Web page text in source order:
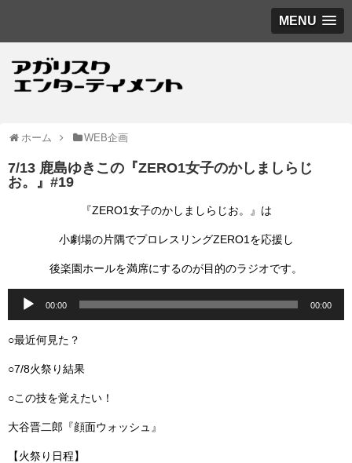
MENU
ホーム WEB企画
7/13 鹿島ゆきこの『ZERO1女子のかしましらじ
お。』#19
『ZERO1女子のかしましらじお。』は
小劇場の片隅でプロレスリングZERO1を応援し
後楽園ホールを満席にするのが目的のラジオです。
プ
ー
ー
00:00 00:00
○最近何見た？
○7/8火祭り結果
○この技を覚えたい！
大谷晋二郎『顔面ウォッシュ』
【火祭り日程】